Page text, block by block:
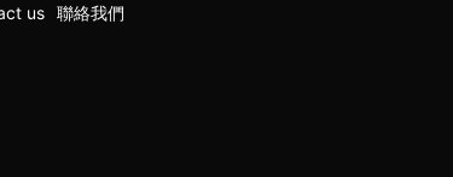
us
聯絡我們